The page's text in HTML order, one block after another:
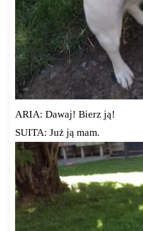
ARIA: Dawaj! Bierz ją!
SUITA: Już ją mam.